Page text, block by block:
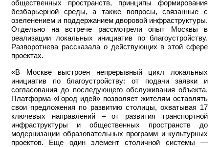
общественных пространств, принципы формирования
безбарьерной среды, а также вопросы, связанные с
озеленением и поддержанием дворовой инфраструктуры.
Отдельно на встрече рассмотрели опыт Москвы в
реализации локальных инициатив по благоустройству.
Разворотнева рассказала о действующих в этой сфере
проектах.
«В Москве выстроен непрерывный цикл локальных
инициатив по благоустройству: от подачи заявки и
согласования до последующего обслуживания объекта.
Платформа «Город идей» позволяет жителям оставлять
свои предложения по развитию столицы, охватывая 17
ключевых направлений – от развития транспортной
инфраструктуры и общественных пространств до
модернизации образовательных программ и культурных
проектов. Еще один элемент столичной системы —